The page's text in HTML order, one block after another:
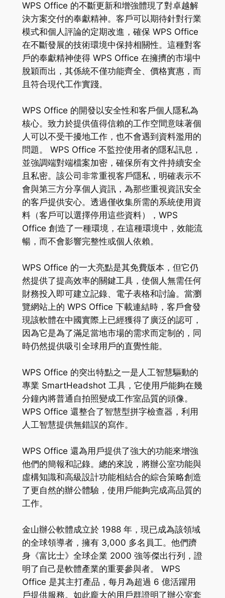
WPS Office 的不斷更新和增強體現了對卓越解
決方案交付的奉獻精神。客戶可以期待針對行業
模式和個人評論的定期改進，確保 WPS Office
在不斷發展的技術環境中保持相關性。這種對客
戶的奉獻精神使得 WPS Office 在擁擠的市場中
脫穎而出，其係統不僅功能齊全、價格實惠，而
且符合現代工作實踐。
WPS Office 的開發以安全性和客戶個人隱私為
核心。致力於提供值得信賴的工作空間意味著個
人可以不受干擾地工作，也不會遇到資料濫用的
問題。 WPS Office 不監控使用者的隱私訊息，
並強調端對端檔案加密，確保所有文件持續安全
且私密。該公司非常重視客戶隱私，明確表示不
會與第三方分享個人資訊，為那些重視資訊安全
的客戶提供安心。透過僅收集所需的系統使用資
料（客戶可以選擇停用這些資料），WPS
Office 創造了一種環境，在這種環境中，效能流
暢，而不會影響完整性或個人依賴。
WPS Office 的一大亮點是其免費版本，但它仍
然提供了提高效率的關鍵工具，使個人無需任何
財務投入即可建立記錄、電子表格和討論。當瀏
覽網站上的 WPS Office 下載連結時，客戶會發
現該軟體在中國實際上已經獲得了廣泛的認可，
因為它是為了滿足當地市場的需求而定制的，同
時仍然提供吸引全球用戶的直覺性能。
WPS Office 的突出特點之一是人工智慧驅動的
專業 SmartHeadshot 工具，它使用戶能夠在幾
分鐘內將普通自拍照變成工作室品質的頭像。
WPS Office 還整合了智慧型拼字檢查器，利用
人工智慧提供無錯誤的寫作。
WPS Office 還為用戶提供了強大的功能來增強
他們的簡報和記錄。總的來說，將辦公室功能與
虛構知識和高級設計功能相結合的綜合策略創造
了更自然的辦公體驗，使用戶能夠完成高品質的
工作。
金山辦公軟體成立於 1988 年，現已成為該領域
的全球領導者，擁有 3,000 多名員工。他們躋
身《富比士》全球企業 2000 強等傑出行列，證
明了自己是軟體產業的重要參與者。 WPS
Office 是其主打產品，每月為超過 6 億活躍用
戶提供服務。如此龐大的用戶群證明了辦公室套